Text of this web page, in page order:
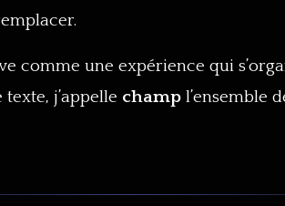
comme une expérience qui
j’appelle champ l’ensemble